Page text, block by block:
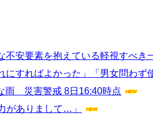
不安要素を抱えている軽視すべき
にすればよかった」「男女問わず
雨 災害警戒 8日16:40時点
がありまして…」